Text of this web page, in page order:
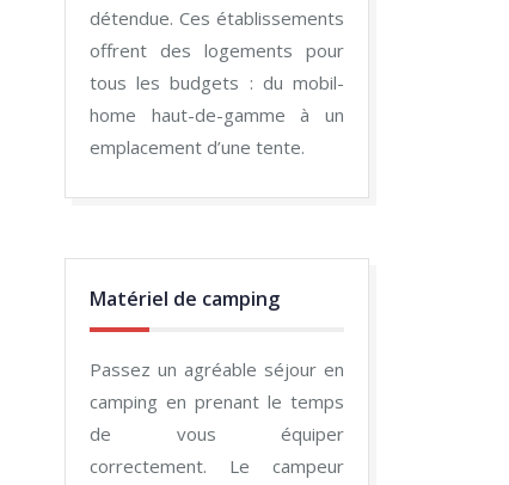
détendue. Ces établissements
offrent des logements pour
tous les budgets : du mobil-
home haut-de-gamme à un
emplacement d’une tente.
Matériel de camping
Passez un agréable séjour en
camping en prenant le temps
de vous équiper
correctement. Le campeur